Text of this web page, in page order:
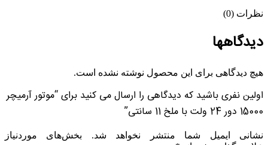
نظرات (0)
دیدگاهها
هیچ دیدگاهی برای این محصول نوشته نشده است.
اولین نفری باشید که دیدگاهی را ارسال می کنید برای “موتور آرمیچر
15000 دور 24 ولت با ملخ 11 سانتی”
نشانی ایمیل شما منتشر نخواهد شد.
بخش‌های موردنیاز